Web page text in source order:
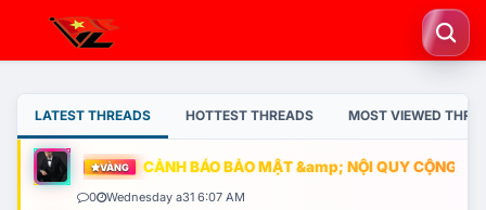
LATEST THREADS HOTTEST THREADS MOST VIEWED
VÀNG CẢNH BÁO BẢO MẬT &amp; NỘI QUY CỘNG
0 Wednesday a31 6:07 AM